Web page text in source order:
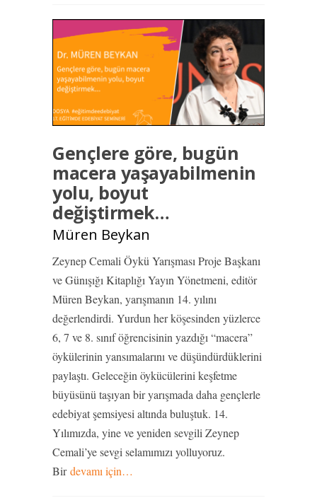
Gençlere göre, bugün
macera yaşayabilmenin
yolu, boyut
değiştirmek…
Müren Beykan
Zeynep Cemali Öykü Yarışması Proje Başkanı
ve Günışığı Kitaplığı Yayın Yönetmeni, editör
Müren Beykan, yarışmanın 14. yılını
değerlendirdi. Yurdun her köşesinden yüzlerce
6, 7 ve 8. sınıf öğrencisinin yazdığı “macera”
öykülerinin yansımalarını ve düşündürdüklerini
paylaştı. Geleceğin öykücülerini keşfetme
büyüsünü taşıyan bir yarışmada daha gençlerle
edebiyat şemsiyesi altında buluştuk. 14.
Yılımızda, yine ve yeniden sevgili Zeynep
Cemali’ye sevgi selamımızı yolluyoruz.
Bir devamı için…